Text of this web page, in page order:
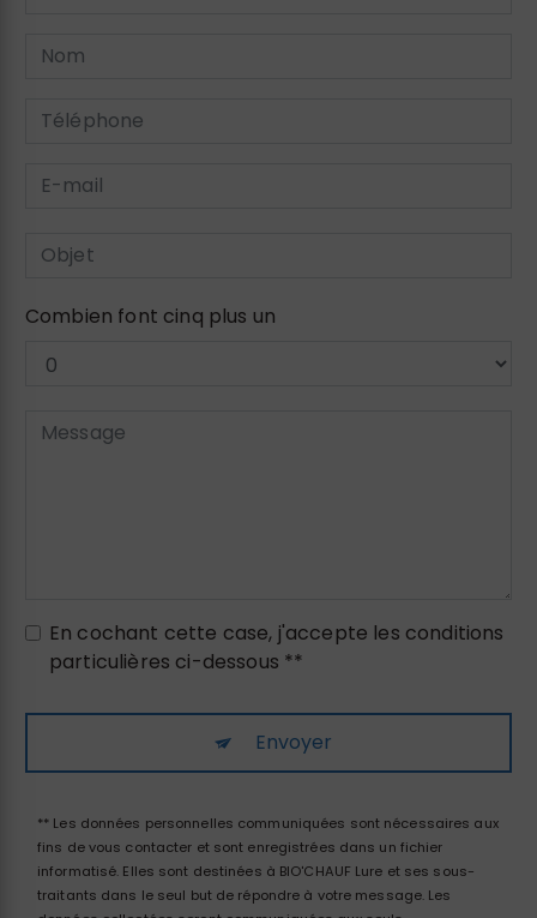
Combien font cinq plus un
En cochant cette case, j'accepte les conditions
particulières ci-dessous **
Envoyer
** Les données personnelles communiquées sont nécessaires aux
fins de vous contacter et sont enregistrées dans un fichier
informatisé. Elles sont destinées à BIO'CHAUF Lure et ses sous-
traitants dans le seul but de répondre à votre message. Les